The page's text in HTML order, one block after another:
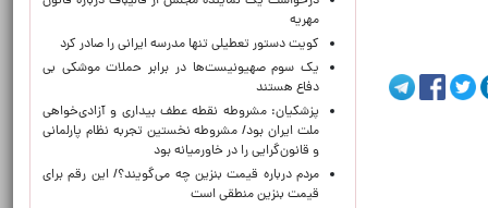
مهریه
کویت دستور تعطیلی تنها مدرسه ایرانی را صادر کرد
یک‌ سوم صهیونیست‌ها در برابر حملات موشکی بی
دفاع هستند
پزشکیان: مشروطه نقطه عطف بیداری و آزادی‌خواهی
ملت ایران بود/ مشروطه نخستین تجربه نظام پارلمانی
و قانون‌گرایی را در خاورمیانه بود
مردم درباره قیمت بنزین چه می‌گویند؟/ این رقم برای
قیمت بنزین منطقی است